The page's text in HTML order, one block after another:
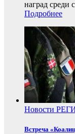
наград среди
Подробнее
Новости
Встреча